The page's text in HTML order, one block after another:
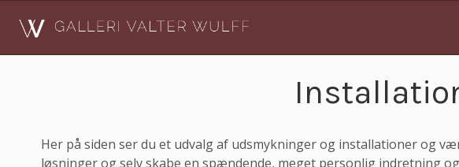
Her på siden ser du et udvalg af udsmykninger og installationer og
løsninger og selv skabe en spændende, meget personlig indretning